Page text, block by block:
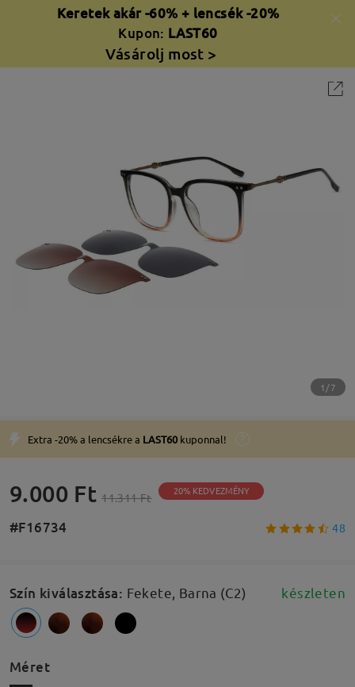
Keretek akár -60% + lencsék -20%
Kupon: LAST60
Vásárolj most >
1/7
Extra -20% a lencsékre a LAST60 kuponnal!
9.000 Ft 11.311 Ft 20% KEDVEZMÉNY
#F16734 48
Szín kiválasztása: Fekete, Barna (C2) készleten
Méret